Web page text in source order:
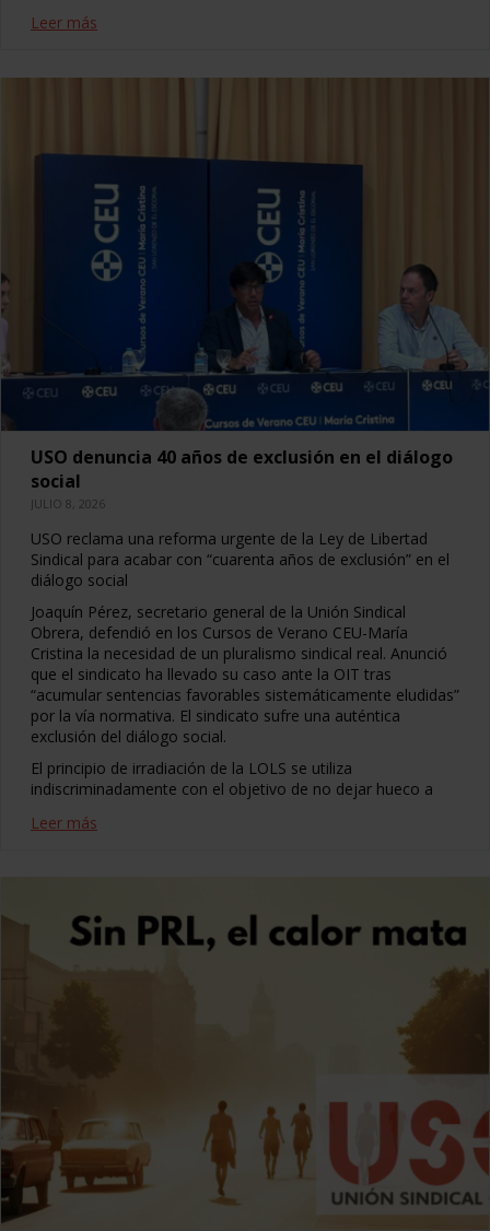
Leer más
USO denuncia 40 años de exclusión en el diálogo
social
JULIO 8, 2026
USO reclama una reforma urgente de la Ley de Libertad
Sindical para acabar con “cuarenta años de exclusión” en el
diálogo social
Joaquín Pérez, secretario general de la Unión Sindical
Obrera, defendió en los Cursos de Verano CEU-María
Cristina la necesidad de un pluralismo sindical real. Anunció
que el sindicato ha llevado su caso ante la OIT tras
“acumular sentencias favorables sistemáticamente eludidas”
por la vía normativa. El sindicato sufre una auténtica
exclusión del diálogo social.
El principio de irradiación de la LOLS se utiliza
indiscriminadamente con el objetivo de no dejar hueco a
Leer más